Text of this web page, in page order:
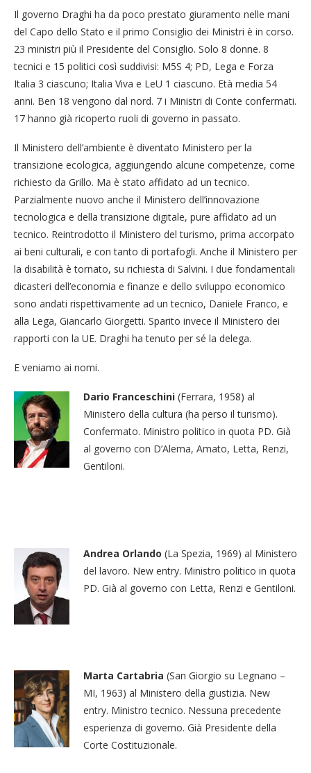
Il governo Draghi ha da poco prestato giuramento nelle mani
del Capo dello Stato e il primo Consiglio dei Ministri è in corso.
23 ministri più il Presidente del Consiglio. Solo 8 donne. 8
tecnici e 15 politici così suddivisi: M5S 4; PD, Lega e Forza
Italia 3 ciascuno; Italia Viva e LeU 1 ciascuno. Età media 54
anni. Ben 18 vengono dal nord. 7 i Ministri di Conte confermati.
17 hanno già ricoperto ruoli di governo in passato.
Il Ministero dell’ambiente è diventato Ministero per la
transizione ecologica, aggiungendo alcune competenze, come
richiesto da Grillo. Ma è stato affidato ad un tecnico.
Parzialmente nuovo anche il Ministero dell’innovazione
tecnologica e della transizione digitale, pure affidato ad un
tecnico. Reintrodotto il Ministero del turismo, prima accorpato
ai beni culturali, e con tanto di portafogli. Anche il Ministero per
la disabilità è tornato, su richiesta di Salvini. I due fondamentali
dicasteri dell’economia e finanze e dello sviluppo economico
sono andati rispettivamente ad un tecnico, Daniele Franco, e
alla Lega, Giancarlo Giorgetti. Sparito invece il Ministero dei
rapporti con la UE. Draghi ha tenuto per sé la delega.
E veniamo ai nomi.
Dario Franceschini (Ferrara, 1958) al
Ministero della cultura (ha perso il turismo).
Confermato. Ministro politico in quota PD. Già
al governo con D’Alema, Amato, Letta, Renzi,
Gentiloni.
Andrea Orlando (La Spezia, 1969) al Ministero
del lavoro. New entry. Ministro politico in quota
PD. Già al governo con Letta, Renzi e Gentiloni.
Marta Cartabria (San Giorgio su Legnano –
MI, 1963) al Ministero della giustizia. New
entry. Ministro tecnico. Nessuna precedente
esperienza di governo. Già Presidente della
Corte Costituzionale.